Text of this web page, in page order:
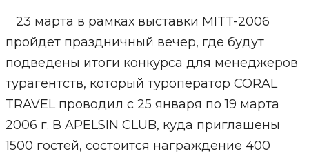
23 марта в рамках выставки MITT-2006
пройдет праздничный вечер, где будут
подведены итоги конкурса для менеджеров
турагентств, который туроператор CORAL
TRAVEL проводил с 25 января по 19 марта
2006 г. В APELSIN CLUB, куда приглашены
1500 гостей, состоится награждение 400